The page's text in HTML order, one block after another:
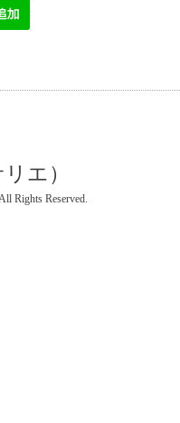
エ）
Rights Reserved.